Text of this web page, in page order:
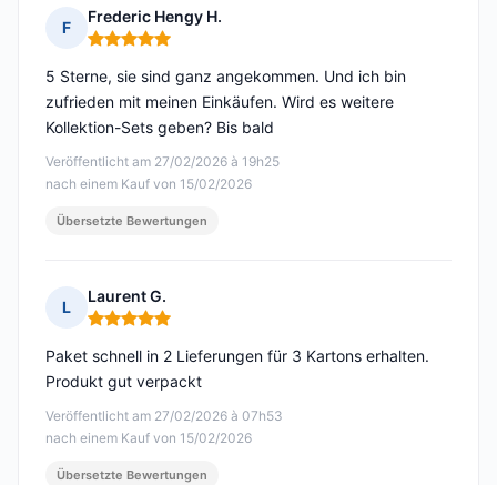
F
Frederic Hengy H.
Hinweis: 5 von 5
Veröffentlicht am 27/02/2026 à 19h25
nach einem Kauf von 15/02/2026
5 Sterne, sie sind ganz angekommen. Und ich bin
zufrieden mit meinen Einkäufen. Wird es weitere
Kollektion-Sets geben? Bis bald
Übersetzte Bewertungen
L
Laurent G.
Hinweis: 5 von 5
Veröffentlicht am 27/02/2026 à 07h53
nach einem Kauf von 15/02/2026
Paket schnell in 2 Lieferungen für 3 Kartons erhalten.
Produkt gut verpackt
Übersetzte Bewertungen